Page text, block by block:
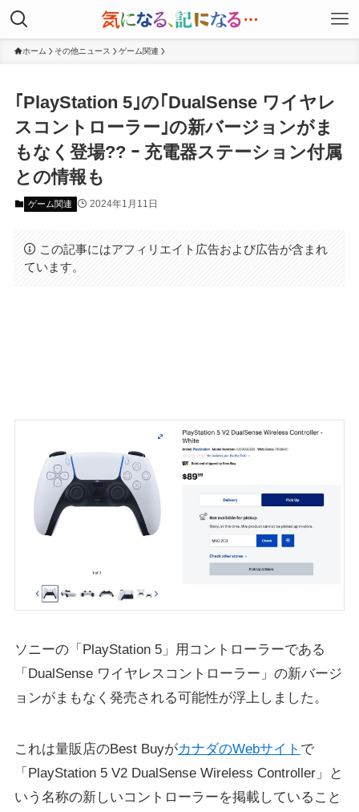
ホーム その他ニュース ゲーム関連
｢PlayStation 5｣の｢DualSense ワイヤレ
スコントローラー｣の新バージョンがま
もなく登場?? ｰ 充電器ステーション付属
との情報も
ゲーム関連 2024年1月11日
この記事にはアフィリエイト広告および広告が含まれ
ています。
ソニーの「PlayStation 5」用コントローラーである
「DualSense ワイヤレスコントローラー」の新バージ
ョンがまもなく発売される可能性が浮上しました。
これは量販店のBest BuyがカナダのWebサイト で
「PlayStation 5 V2 DualSense Wireless Controller」と
いう名称の新しいコントローラーを掲載していること